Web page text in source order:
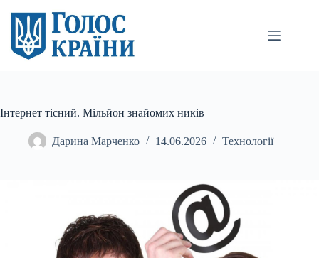
вмісту
Інтернет тісний. Мільйон знайомих ників
Дарина Марченко 14.06.2026 Технології